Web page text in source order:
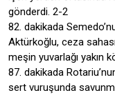
gönderdi. 2-2
82. dakikada
Aktürkoğlu, ceza
meşin yuvarlağı yakın
87. dakikada
sert vuruşunda